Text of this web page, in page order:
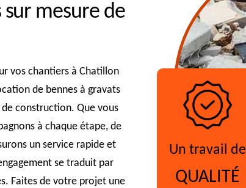
sur mesure de
vos chantiers à Chatillon
de bennes à gravats
construction. Que vous
à chaque étape, de
un service rapide et
se traduit par
Faites de votre projet une
Un travail de
QUALITÉ